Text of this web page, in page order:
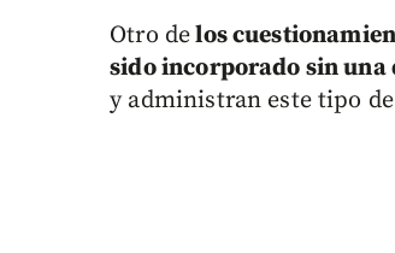
Otro delos
sido incorporado sin
y administran este tipo